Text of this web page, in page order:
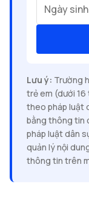
Ngày
Lưu ý: Trường
trẻ em (dưới 16
theo pháp luật
bằng thông tin
pháp luật dân
quản lý nội
thông tin trên